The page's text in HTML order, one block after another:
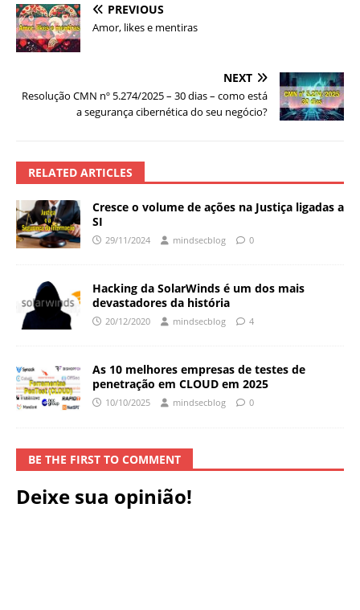
PREVIOUS
Amor, likes e mentiras
NEXT
Resolução CMN nº 5.274/2025 – 30 dias – como está
a segurança cibernética do seu negócio?
RELATED ARTICLES
Cresce o volume de ações na Justiça ligadas a
SI
29/11/2024 mindsecblog 0
Hacking da SolarWinds é um dos mais
devastadores da história
20/12/2020 mindsecblog 4
As 10 melhores empresas de testes de
penetração em CLOUD em 2025
10/10/2025 mindsecblog 0
BE THE FIRST TO COMMENT
Deixe sua opinião!